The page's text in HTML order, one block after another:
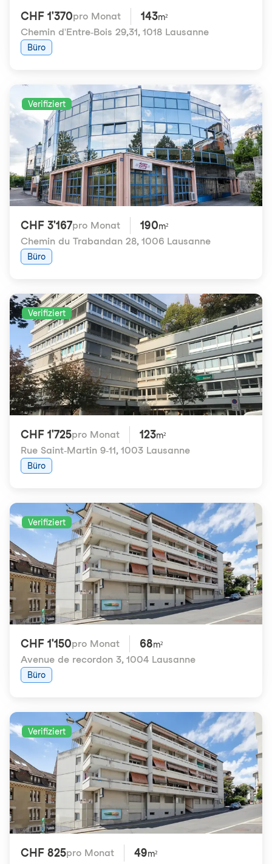
CHF 1'370pro Monat 143m²
Chemin d'Entre-Bois 29,31, 1018 Lausanne
Büro
Verifiziert
CHF 3'167pro Monat 190m²
Chemin du Trabandan 28, 1006 Lausanne
Büro
Verifiziert
CHF 1'725pro Monat 123m²
Rue Saint-Martin 9-11, 1003 Lausanne
Büro
Verifiziert
CHF 1'150pro Monat 68m²
Avenue de recordon 3, 1004 Lausanne
Büro
Verifiziert
CHF 825pro Monat 49m²